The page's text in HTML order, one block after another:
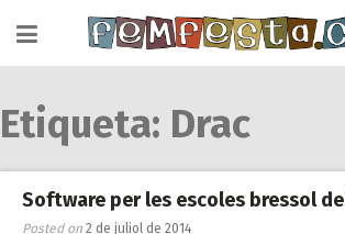
content
Etiqueta: Drac
Software per les escoles bressol de
Posted on 2 de juliol de 2014